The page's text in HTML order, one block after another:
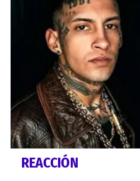
REACCIÓN